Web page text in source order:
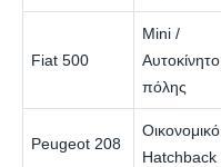
Fiat 500
Mini /
Αυτοκίνητο
πόλης
Peugeot 208
Οικονομικό
Hatchback